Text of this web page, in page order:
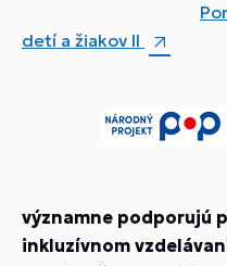
detí a žiakov II
významne podporujú
inkluzívnom